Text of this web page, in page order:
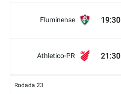
Fluminense 19:30
Athletico-PR 21:30
Rodada 23